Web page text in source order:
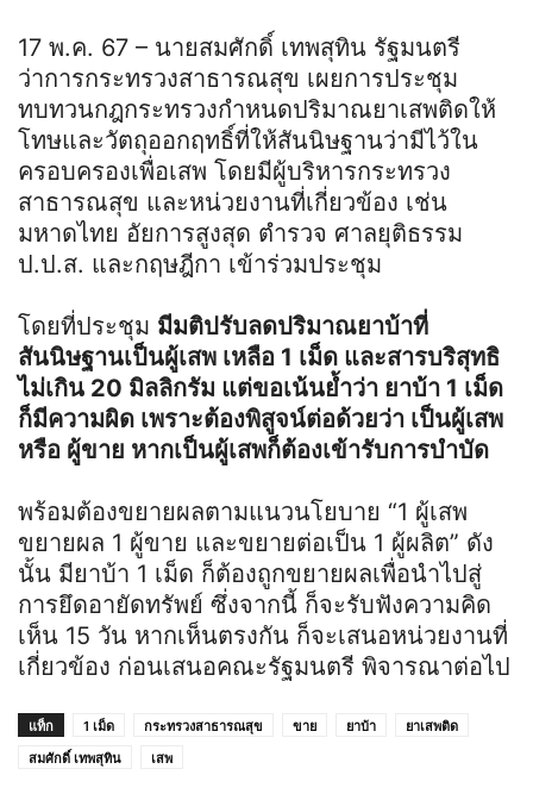
17 พ.ค. 67 – นายสมศักดิ์ เทพสุทิน รัฐมนตรี
ว่าการกระทรวงสาธารณสุข เผยการประชุม
ทบทวนกฎกระทรวงกำหนดปริมาณยาเสพติดให้
โทษและวัตถุออกฤทธิ์ที่ให้สันนิษฐานว่ามีไว้ใน
ครอบครองเพื่อเสพ โดยมีผู้บริหารกระทรวง
สาธารณสุข และหน่วยงานที่เกี่ยวข้อง เช่น
มหาดไทย อัยการสูงสุด ตำรวจ ศาลยุติธรรม
ป.ป.ส. และกฤษฎีกา เข้าร่วมประชุม
โดยที่ประชุม มีมติปรับลดปริมาณยาบ้าที่
สันนิษฐานเป็นผู้เสพ เหลือ 1 เม็ด และสารบริสุทธิ
ไม่เกิน 20 มิลลิกรัม แต่ขอเน้นย้ำว่า ยาบ้า 1 เม็ด
ก็มีความผิด เพราะต้องพิสูจน์ต่อด้วยว่า เป็นผู้เสพ
หรือ ผู้ขาย หากเป็นผู้เสพก็ต้องเข้ารับการบำบัด
พร้อมต้องขยายผลตามแนวนโยบาย “1 ผู้เสพ
ขยายผล 1 ผู้ขาย และขยายต่อเป็น 1 ผู้ผลิต” ดัง
นั้น มียาบ้า 1 เม็ด ก็ต้องถูกขยายผลเพื่อนำไปสู่
การยึดอายัดทรัพย์ ซึ่งจากนี้ ก็จะรับฟังความคิด
เห็น 15 วัน หากเห็นตรงกัน ก็จะเสนอหน่วยงานที่
เกี่ยวข้อง ก่อนเสนอคณะรัฐมนตรี พิจารณาต่อไป
แท็ก 1 เม็ด กระทรวงสาธารณสุข ขาย ยาบ้า
ยาเสพติด
สมศักดิ์ เทพสุทิน
เสพ